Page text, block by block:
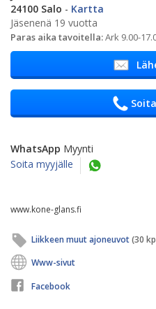
24100 Salo - Kartta
Jäsenenä 19 vuotta
Paras aika tavoitella:Ark 9.00-
WhatsApp Myynti
Soita myyjälle
www.kone-glans.fi
Liikkeen muut ajoneuvot(30
Www-sivut
Facebook